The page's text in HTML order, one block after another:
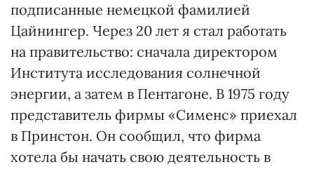
подписанные немецкой фамилией
Цайнингер. Через 20 лет я стал работать
на правительство: сначала директором
Института исследования солнечной
энергии, а затем в Пентагоне. В 1975 году
представитель фирмы «Сименс» приехал
в Принстон. Он сообщил, что фирма
хотела бы начать свою деятельность в